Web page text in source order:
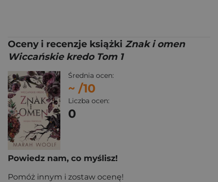
Oceny i recenzje książki Znak i omen
Wiccańskie kredo Tom 1
Średnia ocen:
~ /10
Liczba ocen:
0
Powiedz nam, co myślisz!
Pomóż innym i zostaw ocenę!